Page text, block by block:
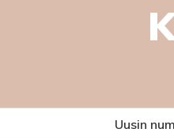
Uusin